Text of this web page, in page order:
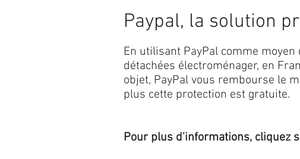
Paypal, la solution
En utilisant PayPal comme
détachées électroménager, en
objet, PayPal vous rembourse le
plus cette protection est gratuite.
Pour plus d'informations, cliquez